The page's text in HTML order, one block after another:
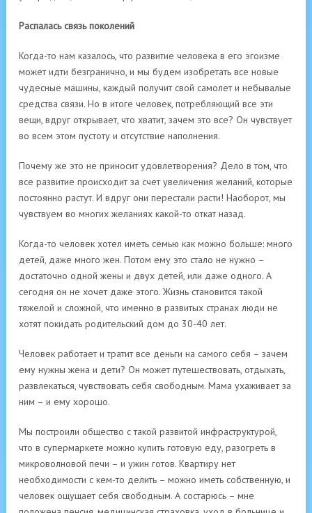
Распалась связь поколений
Когда-то нам казалось, что развитие человека в его эгоизме
может идти безгранично, и мы будем изобретать все новые
чудесные машины, каждый получит свой самолет и небывалые
средства связи. Но в итоге человек, потребляющий все эти
вещи, вдруг открывает, что хватит, зачем это все? Он чувствует
во всем этом пустоту и отсутствие наполнения.
Почему же это не приносит удовлетворения? Дело в том, что
все развитие происходит за счет увеличения желаний, которые
постоянно растут. И вдруг они перестали расти! Наоборот, мы
чувствуем во многих желаниях какой-то откат назад.
Когда-то человек хотел иметь семью как можно больше: много
детей, даже много жен. Потом ему это стало не нужно –
достаточно одной жены и двух детей, или даже одного. А
сегодня он не хочет даже этого. Жизнь становится такой
тяжелой и сложной, что именно в развитых странах люди не
хотят покидать родительский дом до 30-40 лет.
Человек работает и тратит все деньги на самого себя – зачем
ему нужны жена и дети? Он может путешествовать, отдыхать,
развлекаться, чувствовать себя свободным. Мама ухаживает за
ним – и ему хорошо.
Мы построили общество с такой развитой инфраструктурой,
что в супермаркете можно купить готовую еду, разогреть в
микроволновой печи – и ужин готов. Квартиру нет
необходимости с кем-то делить – можно иметь собственную, и
человек ощущает себя свободным. А состарюсь – мне